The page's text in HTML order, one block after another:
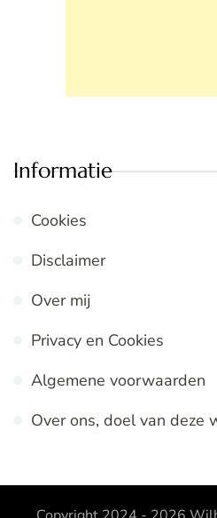
Informatie
Cookies
Disclaimer
Over mij
Privacy en Cookies
Algemene voorwaarden
Over ons, doel van deze